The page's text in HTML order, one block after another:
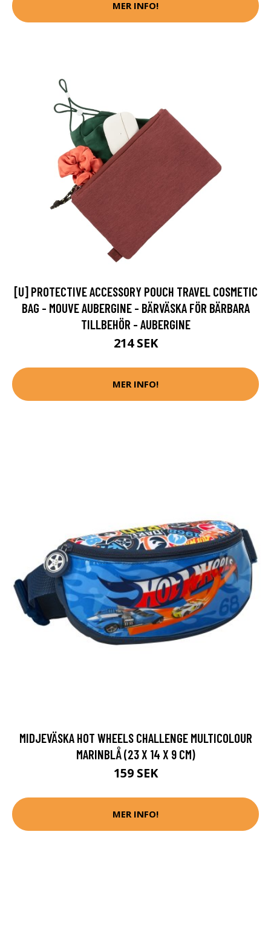
MER INFO!
[U] PROTECTIVE ACCESSORY POUCH TRAVEL COSMETIC
BAG - MOUVE AUBERGINE - BÄRVÄSKA FÖR BÄRBARA
TILLBEHÖR - AUBERGINE
214 SEK
MER INFO!
MIDJEVÄSKA HOT WHEELS CHALLENGE MULTICOLOUR
MARINBLÅ (23 X 14 X 9 CM)
159 SEK
MER INFO!